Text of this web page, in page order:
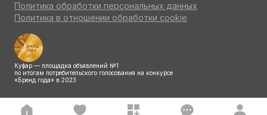
Политика обработки персональных данных
Политика в отношении обработки cookie
Куфар — площадка объявлений №1
по итогам потребительского голосования на конкурсе
«Бренд года» в 2023